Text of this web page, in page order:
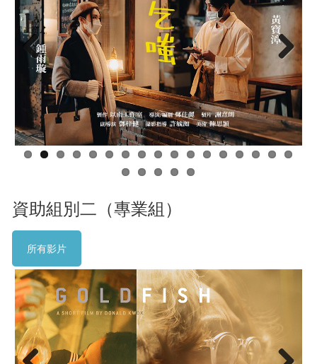
Previous Next
資助組別二（專業組）
所有影片